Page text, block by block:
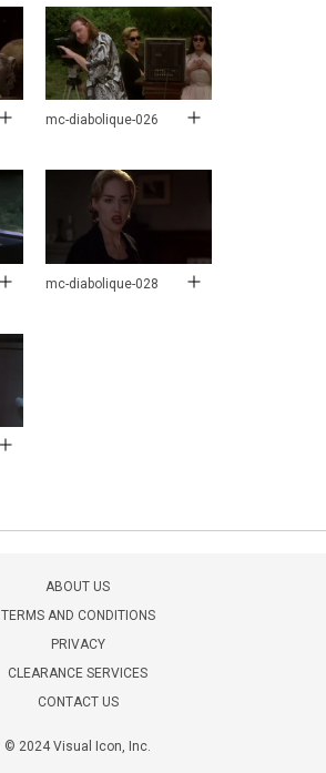
mc-diabolique-026
mc-diabolique-028
ABOUT US
TERMS AND CONDITIONS
PRIVACY
CLEARANCE SERVICES
CONTACT US
© 2024 Visual Icon, Inc.